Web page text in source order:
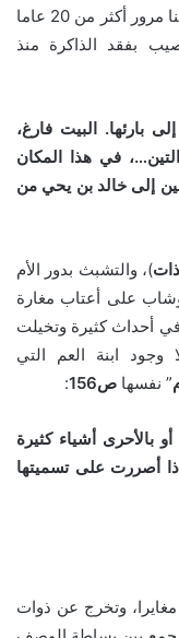
ملكية خاصة بها (ونلاحظ في تسجيل الزمن هنا مرور أكثر من 20 عاما
بفقد الذاكرة منذ
بارئها.
البيت فارغ،
…، في هذا المكان
إلى خالد بن يحي من
)، والتشبث بدور الأم
على أعتاب مغارة
في أحداث كثيرة وتخيلت
وجود ابنة العم التي
” نفسها ص156
:
بالأحرى أشياء كثيرة
أصررت على تسميتها
مغايرا، وتخرج عن ذوات